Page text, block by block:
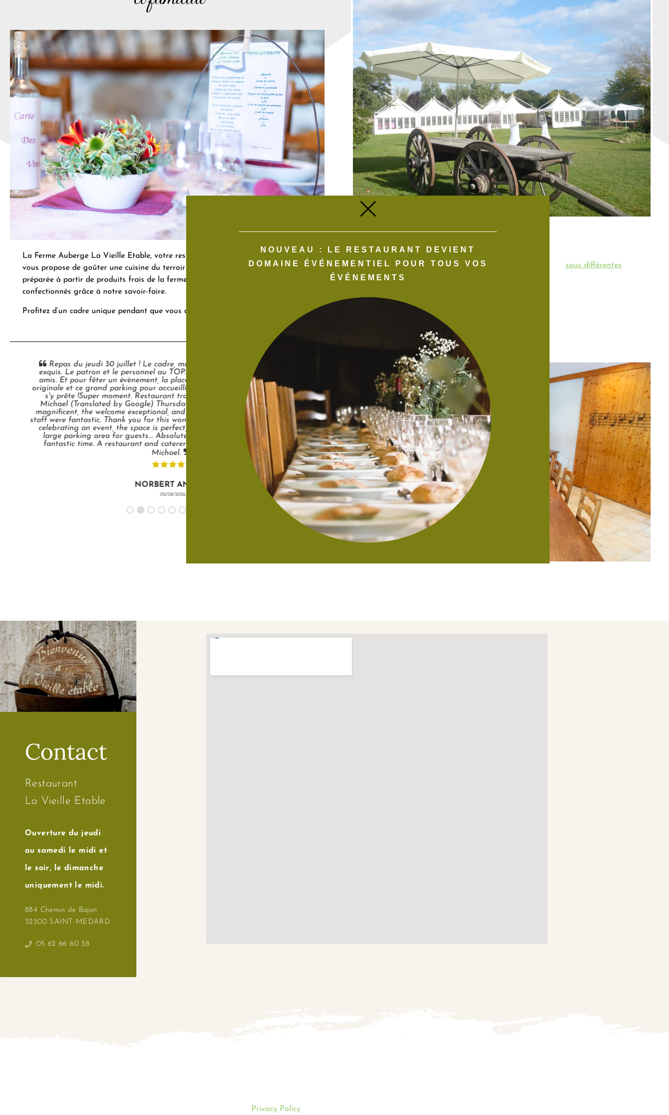
La Ferme Auberge La Vieille Etable, votre restaurant à proximité de Mirande
vous propose de goûter une cuisine du terroir gastronomique et familial,
préparée à partir de produits frais de la ferme. Découvrez nos différents menus
confectionnés grâce à notre savoir-faire.
Profitez d’un cadre unique pendant que vous dégustez nos plats
Repas du jeudi 30 juillet ! Le cadre, magnifique, accueil extra, et le repas,
exquis. Le patron et le personnel au TOP. Merci pour cette soirée entre nos
amis. Et pour fêter un évènement, la place y est, avec cette tente extérieure
originale et ce grand parking pour accueillir les hôtes.... R A S ..c'est un lieu qui
s'y prête !Super moment. Restaurant traiteur que je recommande. Merci
Michael (Translated by Google) Thursday, July 30th meal! The setting was
magnificent, the welcome exceptional, and the meal exquisite. The owner and
staff were fantastic. Thank you for this wonderful evening with friends. And for
celebrating an event, the space is perfect, with its unique outdoor tent and
large parking area for guests... Absolutely perfect... it's the ideal place! A
fantastic time. A restaurant and caterer I highly recommend. Thank you,
Michael.
NORBERT ANDRES
02/08/2026
Theres Pozzo
26/07/2026
La Ferme Auberge La Vieille Etable accueille tous types de réception dans
son restaurant : repas de famille, repas de mariage et de baptême, etc.
Nous vous proposons également la privatisation du site sous différentes
formules.
Contact
Restaurant
La Vieille Etable
Ouverture du jeudi
au samedi le midi et
le soir, le dimanche
uniquement le midi.
884 Chemin de Bajon
32300 SAINT-MEDARD
05 62 66 60 38
Privacy Policyand
NOUVEAU : LE RESTAURANT DEVIENT
DOMAINE ÉVÉNEMENTIEL POUR TOUS VOS
ÉVÉNEMENTS​